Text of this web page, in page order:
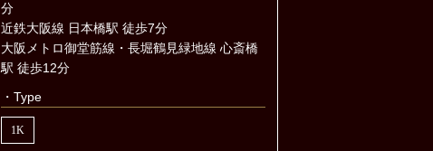
分
近鉄大阪線 日本橋駅 徒歩7分
大阪メトロ御堂筋線・長堀鶴見緑地線 心斎橋
駅 徒歩12分
・Type
1K